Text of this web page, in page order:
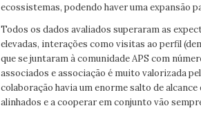
ecossistemas, podendo haver uma expansão
Todos os dados avaliados superaram as
elevadas, interações como visitas ao perfil
que se juntaram à comunidade APS com
associados e associação é muito valorizada
colaboração havia um enorme salto de alcance
alinhados e a cooperar em conjunto vão